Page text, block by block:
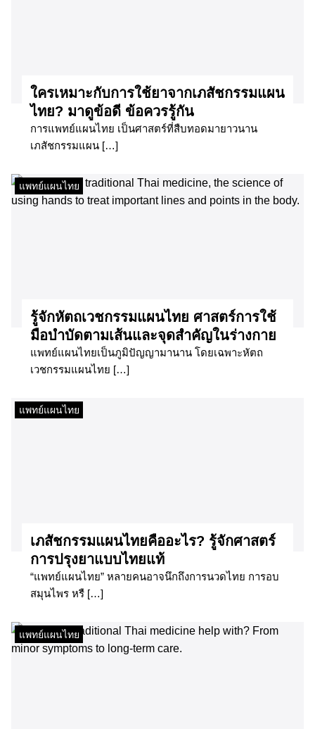
ใครเหมาะกับการใช้ยาจากเภสัชกรรมแผน
ไทย? มาดูข้อดี ข้อควรรู้กัน
การแพทย์แผนไทย เป็นศาสตร์ที่สืบทอดมายาวนาน
เภสัชกรรมแผน […]
แพทย์แผนไทย
รู้จักหัตถเวชกรรมแผนไทย ศาสตร์การใช้
มือบำบัดตามเส้นและจุดสำคัญในร่างกาย
แพทย์แผนไทยเป็นภูมิปัญญามานาน โดยเฉพาะหัตถ
เวชกรรมแผนไทย […]
แพทย์แผนไทย
เภสัชกรรมแผนไทยคืออะไร? รู้จักศาสตร์
การปรุงยาแบบไทยแท้
“แพทย์แผนไทย” หลายคนอาจนึกถึงการนวดไทย การอบ
สมุนไพร หรื […]
แพทย์แผนไทย